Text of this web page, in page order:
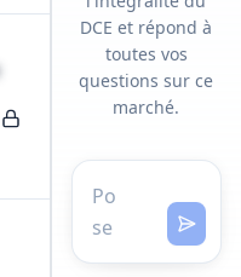
DCE et répond à
toutes vos
questions sur ce
marché.